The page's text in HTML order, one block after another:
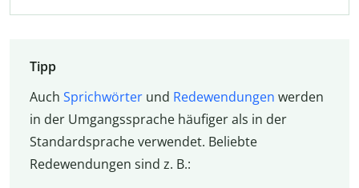
Tipp
Auch Sprichwörterund Redewendungen werden
in der Umgangssprache häufiger als in der
Standardsprache verwendet. Beliebte
Redewendungen sind z. B.: